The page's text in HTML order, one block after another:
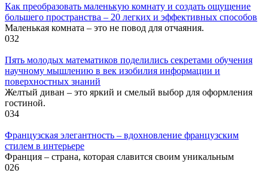
Как преобразовать маленькую комнату и создать ощущение
большего пространства – 20 легких и эффективных способов
Маленькая комната – это не повод для отчаяния.
032
Пять молодых математиков поделились секретами обучения
научному мышлению в век изобилия информации и
поверхностных знаний
Желтый диван – это яркий и смелый выбор для оформления
гостиной.
034
Французская элегантность – вдохновление французским
стилем в интерьере
Франция – страна, которая славится своим уникальным
026